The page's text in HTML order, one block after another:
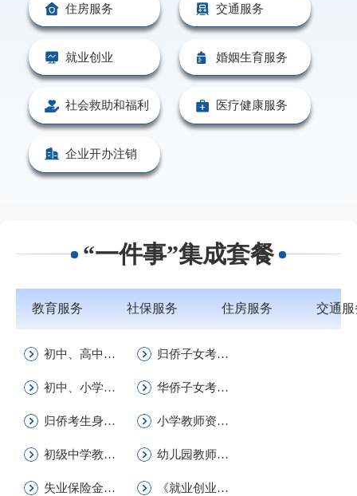
住房服务 交通服务
就业创业 婚姻生育服务
社会救助和福利 医疗健康服务
企业开办注销
“一件事”集成套餐
教育服务 社保服务 住房服务 交通服
初中、高中学生学历证明书 归侨子女考生身份确认
初中、小学、幼儿园教师资格证书补发、换发 华侨子女考生身份确认
归侨考生身份确认 小学教师资格认定一件事
初级中学教师资格认定 幼儿园教师资格认定一件事
失业保险金申领一件事 《就业创业证》申领(发放）一件事